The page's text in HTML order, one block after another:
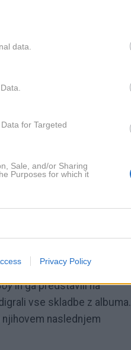
data.
for Targeted
Sale, and/or Sharing
Purposes for which it
Privacy Policy
kot sta
skupine Vzrock. V
so prejeli zlato piščal za
in ga predstavili na
vse skladbe z albuma.
naslednjem